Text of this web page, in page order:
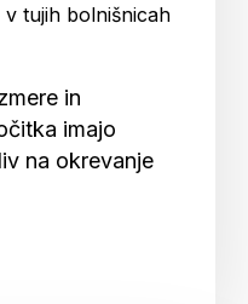
tujih bolnišnicah
in
imajo
na okrevanje